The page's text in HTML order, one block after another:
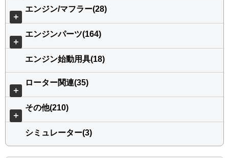
＋
エンジン/マフラー(28)
＋
エンジンパーツ(164)
エンジン始動用具(18)
＋
ローター関連(35)
＋
その他(210)
シミュレーター(3)